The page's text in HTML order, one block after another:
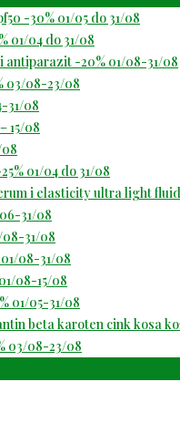
-30% 01/05 do 31/08
01/04 do 31/08
-20% 01/08-31/08
03/08-23/08
31/08
15/08
01/04 do 31/08
i elasticity ultra light
31/08
31/08
08-31/08
08-15/08
01/05-31/08
beta karoten cink kosa
03/08-23/08